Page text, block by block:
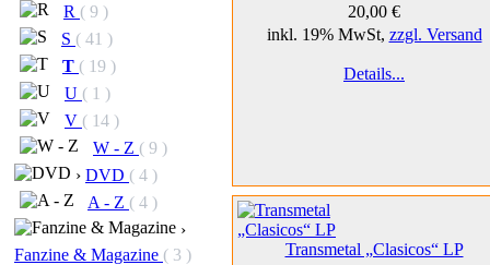
R ( 9 )
S ( 41 )
T ( 19 )
U ( 1 )
V ( 14 )
W - Z ( 9 )
› DVD ( 4 )
A - Z ( 4 )
›
Fanzine & Magazine ( 3 )
20,00 €
inkl. 19% MwSt, zzgl. Versand
Details...
Transmetal „Clasicos“ LP